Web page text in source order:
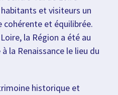
et visiteurs un
et équilibrée.
la Région a été au
la Renaissance le lieu du
historique et